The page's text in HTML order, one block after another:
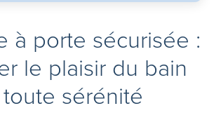
à porte sécurisée :
le plaisir du bain
sérénité